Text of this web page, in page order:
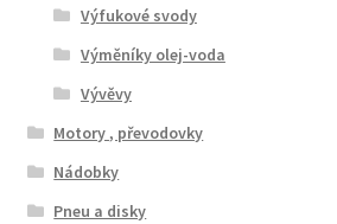
Výfukové svody
Výměníky olej-voda
Vývěvy
Motory , převodovky
Nádobky
Pneu a disky